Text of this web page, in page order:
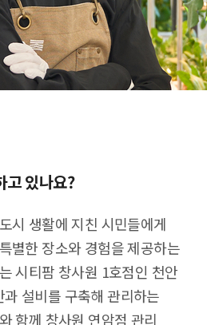
고 있나요?
시 생활에 지친 시민들에게
별한 장소와 경험을 제공하는
시티팜 창사원 1호점인 천안
설비를 구축해 관리하는
함께 창사원 연암점 관리